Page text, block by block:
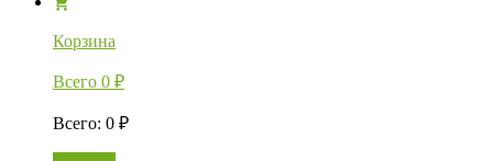
Корзина
Всего 0 ₽
Всего: 0 ₽